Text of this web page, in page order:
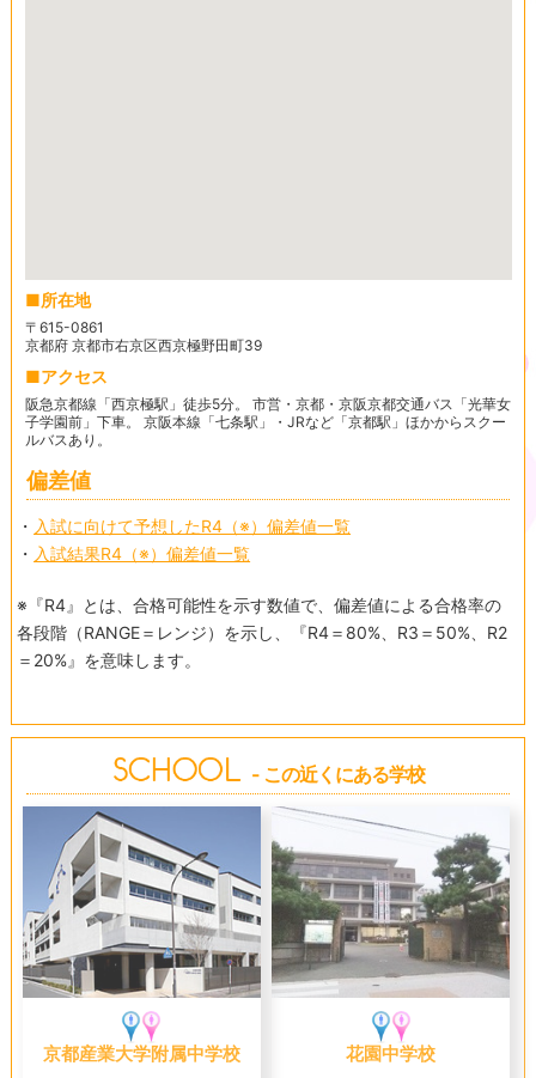
所在地
〒615-0861
京都府 京都市右京区西京極野田町39
アクセス
阪急京都線「西京極駅」徒歩5分。 市営・京都・京阪京都交通バス「光華女
子学園前」下車。 京阪本線「七条駅」・JRなど「京都駅」ほかからスクー
ルバスあり。
偏差値
・ 入試に向けて予想したR4（※）偏差値一覧
・ 入試結果R4（※）偏差値一覧
※『R4』とは、合格可能性を示す数値で、偏差値による合格率の
各段階（RANGE＝レンジ）を示し、『R4＝80%、R3＝50%、R2
＝20%』を意味します。
- この近くにある学校
京都産業大学附属中学校 花園中学校